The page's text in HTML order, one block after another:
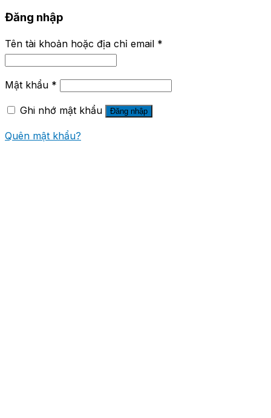
Đăng nhập
Tên tài khoản hoặc địa chỉ email *
Mật khẩu *
Ghi nhớ mật khẩu Đăng nhập
Quên mật khẩu?